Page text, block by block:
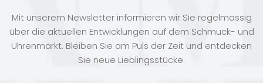
Mit unserem Newsletter informieren wir Sie regelmässig
über die aktuellen Entwicklungen auf dem Schmuck- und
Uhrenmarkt. Bleiben Sie am Puls der Zeit und entdecken
Sie neue Lieblingsstücke.